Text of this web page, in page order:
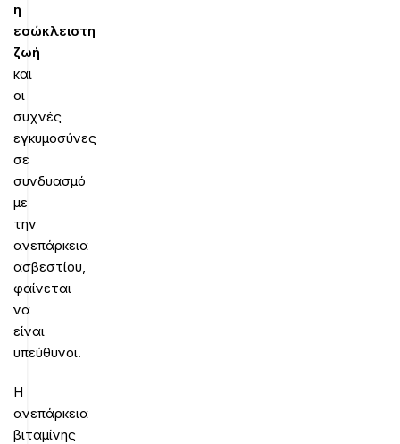
η
εσώκλειστη
ζωή
και
οι
συχνές
εγκυμοσύνες
σε
συνδυασμό
με
την
ανεπάρκεια
ασβεστίου,
φαίνεται
να
είναι
υπεύθυνοι.
Η
ανεπάρκεια
βιταμίνης